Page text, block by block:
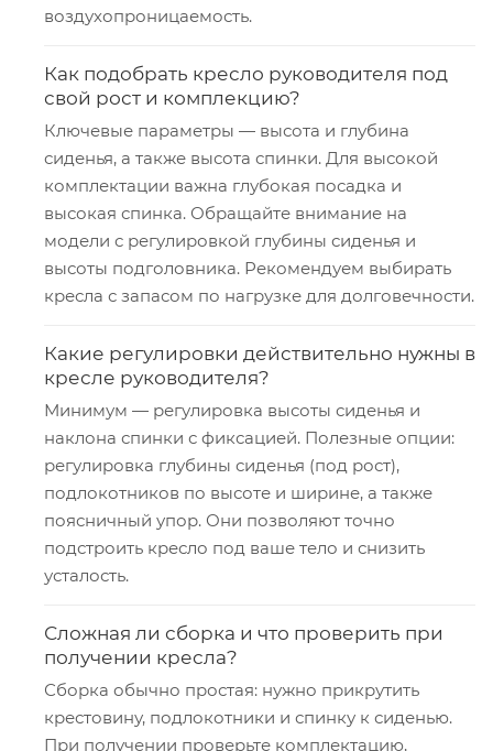
воздухопроницаемость.
Как подобрать кресло руководителя под
свой рост и комплекцию?
Ключевые параметры — высота и глубина
сиденья, а также высота спинки. Для высокой
комплектации важна глубокая посадка и
высокая спинка. Обращайте внимание на
модели с регулировкой глубины сиденья и
высоты подголовника. Рекомендуем выбирать
кресла с запасом по нагрузке для долговечности.
Какие регулировки действительно нужны в
кресле руководителя?
Минимум — регулировка высоты сиденья и
наклона спинки с фиксацией. Полезные опции:
регулировка глубины сиденья (под рост),
подлокотников по высоте и ширине, а также
поясничный упор. Они позволяют точно
подстроить кресло под ваше тело и снизить
усталость.
Сложная ли сборка и что проверить при
получении кресла?
Сборка обычно простая: нужно прикрутить
крестовину, подлокотники и спинку к сиденью.
При получении проверьте комплектацию,